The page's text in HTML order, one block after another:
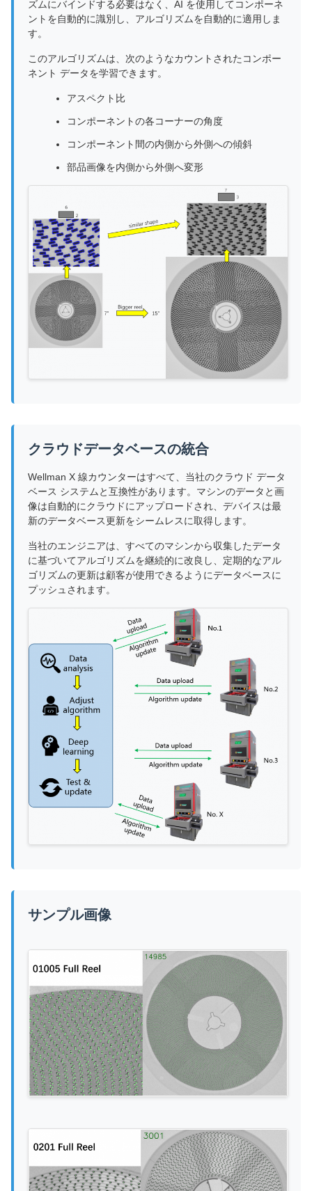
ズムにバインドする必要はなく、AI を使用してコンポーネ
ントを自動的に識別し、アルゴリズムを自動的に適用しま
す。
このアルゴリズムは、次のようなカウントされたコンポー
ネント データを学習できます。
アスペクト比
コンポーネントの各コーナーの角度
コンポーネント間の内側から外側への傾斜
部品画像を内側から外側へ変形
クラウドデータベースの統合
Wellman X 線カウンターはすべて、当社のクラウド データ
ベース システムと互換性があります。マシンのデータと画
像は自動的にクラウドにアップロードされ、デバイスは最
新のデータベース更新をシームレスに取得します。
当社のエンジニアは、すべてのマシンから収集したデータ
に基づいてアルゴリズムを継続的に改良し、定期的なアル
ゴリズムの更新は顧客が使用できるようにデータベースに
プッシュされます。
サンプル画像